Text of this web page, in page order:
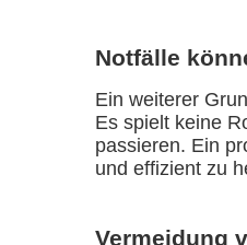
Notfälle
Ein weiterer
Es spielt keine
passieren. Ein
und effizient zu
Vermeidung